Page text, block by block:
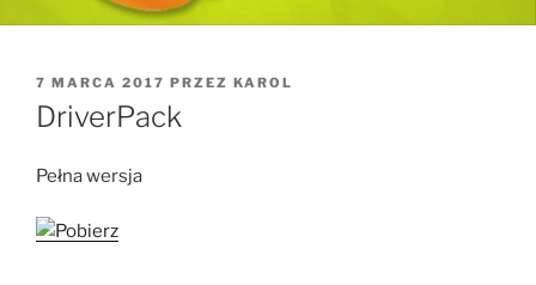
OPUBLIKOWANE
W
7 MARCA 2017 PRZEZ KAROL
DriverPack
Pełna wersja